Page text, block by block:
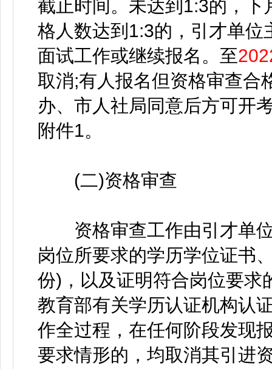
截止时间。未达到1:3的，
格人数达到1:3的，引才单
面试工作或继续报名。至
取消;有人报名但资格审查合
办、市人社局同意后方可开
附件1。
(二)资格审查
资格审查工作由引才单位
岗位所要求的学历学位证书
份)，以及证明符合岗位要求
教育部有关学历认证机构认
作全过程，在任何阶段发现
要求情形的，均取消其引进